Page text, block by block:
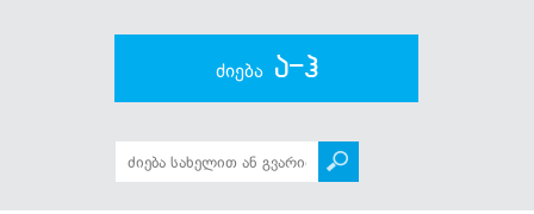
ძიება ა-ჰ